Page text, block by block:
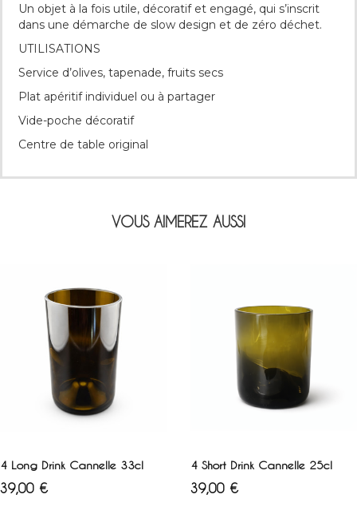
Un objet à la fois utile, décoratif et engagé, qui s’inscrit
dans une démarche de slow design et de zéro déchet.
UTILISATIONS
Service d’olives, tapenade, fruits secs
Plat apéritif individuel ou à partager
Vide-poche décoratif
Centre de table original
VOUS AIMEREZ AUSSI
4 Long Drink Cannelle 33cl
Prix
39,00 €
4 Short Drink Cannelle 25cl
Prix
39,00 €